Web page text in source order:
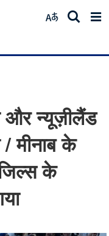
और न्यूज़ीलैंड
मीनाब के
के